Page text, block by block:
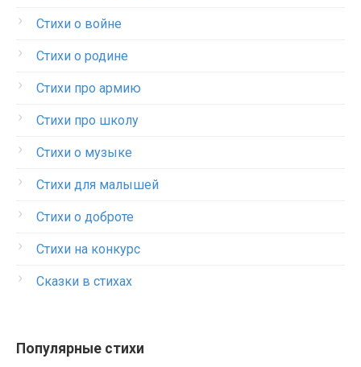
Стихи о войне
Стихи о родине
Стихи про армию
Стихи про школу
Стихи о музыке
Стихи для малышей
Стихи о доброте
Стихи на конкурс
Сказки в стихах
Популярные стихи